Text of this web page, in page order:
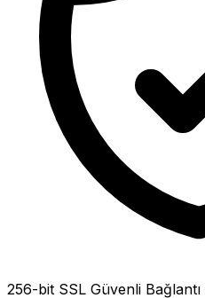
256-bit SSL Güvenli Bağlantı